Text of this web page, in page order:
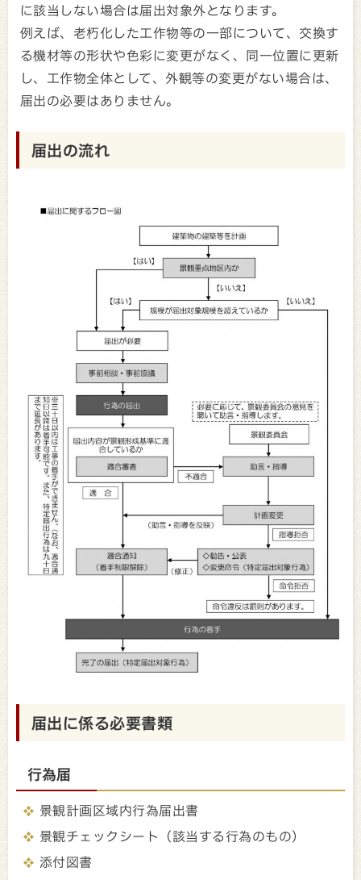
に該当しない場合は届出対象外となります。
例えば、老朽化した工作物等の一部について、交換す
る機材等の形状や色彩に変更がなく、同一位置に更新
し、工作物全体として、外観等の変更がない場合は、
届出の必要はありません。
届出の流れ
届出に係る必要書類
行為届
景観計画区域内行為届出書
景観チェックシート（該当する行為のもの）
添付図書